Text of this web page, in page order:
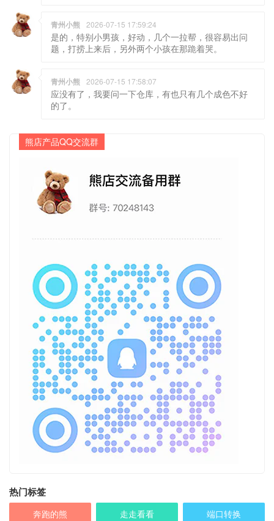
青州小熊 2026-07-15 17:59:24
是的，特别小男孩，好动，几个一拉帮，很容易出问
题，打捞上来后，另外两个小孩在那跪着哭。
青州小熊 2026-07-15 17:58:07
应没有了，我要问一下仓库，有也只有几个成色不好
的了。
熊店产品QQ交流群
热门标签
奔跑的熊 走走看看 端口转换